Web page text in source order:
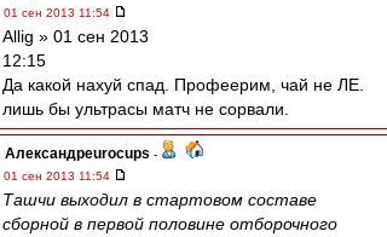
01 сен 2013 11:54
Allig » 01 сен 2013
12:15
Да какой нахуй спад. Профеерим, чай не ЛЕ.
лишь бы ультрасы матч не сорвали.
Александрeurocups -
01 сен 2013 11:54
Ташчи выходил в стартовом составе
сборной в первой половине отборочного